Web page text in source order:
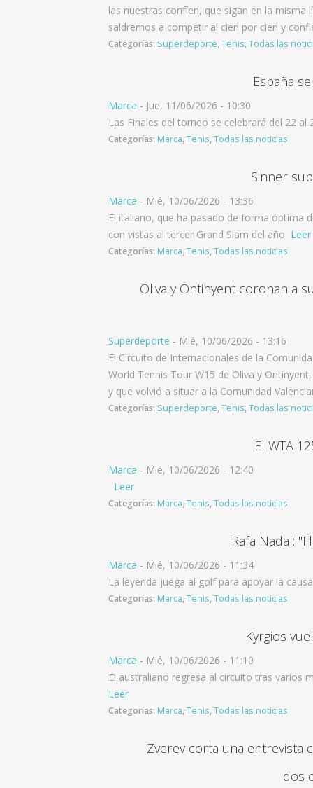
las nuestras confíen, que sigan en la misma
saldremos a competir al cien por cien y
Categorías: Superdeporte, Tenis, Todas las
España
Marca - Jue, 11/06/2026 - 10:30
Las Finales del torneo se celebrará del 22
Categorías: Marca, Tenis, Todas las noticias
Sinner
Marca - Mié, 10/06/2026 - 13:36
El italiano, que ha pasado de forma óptima
con vistas al tercer Grand Slam del año Leer
Categorías: Marca, Tenis, Todas las noticias
Oliva y Ontinyent coronan a
Superdeporte - Mié, 10/06/2026 - 13:16
El Circuito de Internacionales de la
World Tennis Tour W15 de Oliva y
y que volvió a situar a la Comunidad
Categorías: Superdeporte, Tenis, Todas las
El WTA
Marca - Mié, 10/06/2026 - 12:40
Leer
Categorías: Marca, Tenis, Todas las noticias
Rafa Nadal:
Marca - Mié, 10/06/2026 - 11:34
La leyenda juega al golf para apoyar la
Categorías: Marca, Tenis, Todas las noticias
Kyrgios
Marca - Mié, 10/06/2026 - 11:10
El australiano regresa al circuito tras varios
Leer
Categorías: Marca, Tenis, Todas las noticias
Zverev corta una entrevista
dos